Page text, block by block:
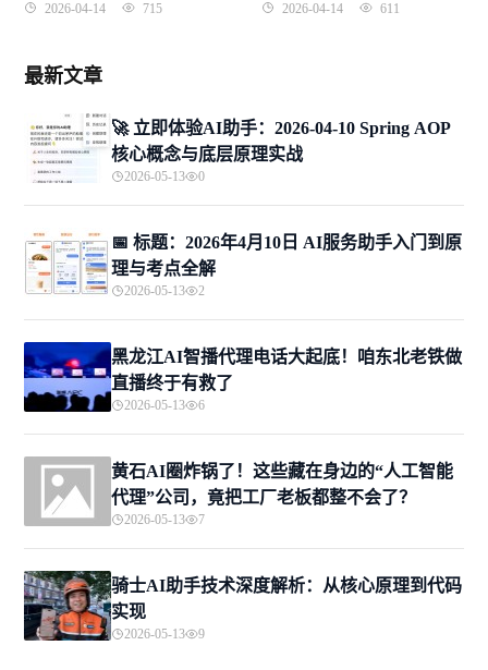
一文带你搞懂晶振
2026-04-14 715
详解2026-04-14 611
最新文章
🚀 立即体验AI助手：2026-04-10 Spring AOP
核心概念与底层原理实战
2026-05-13 0
📅 标题：2026年4月10日 AI服务助手入门到原
理与考点全解
2026-05-13 2
黑龙江AI智播代理电话大起底！咱东北老铁做
直播终于有救了
2026-05-13 6
黄石AI圈炸锅了！这些藏在身边的“人工智能
代理”公司，竟把工厂老板都整不会了？
2026-05-13 7
骑士AI助手技术深度解析：从核心原理到代码
实现
2026-05-13 9